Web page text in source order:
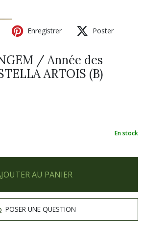
Enregistrer Poster
/ Année des
ARTOIS (B)
En stock
AU PANIER
POSER UNE QUESTION